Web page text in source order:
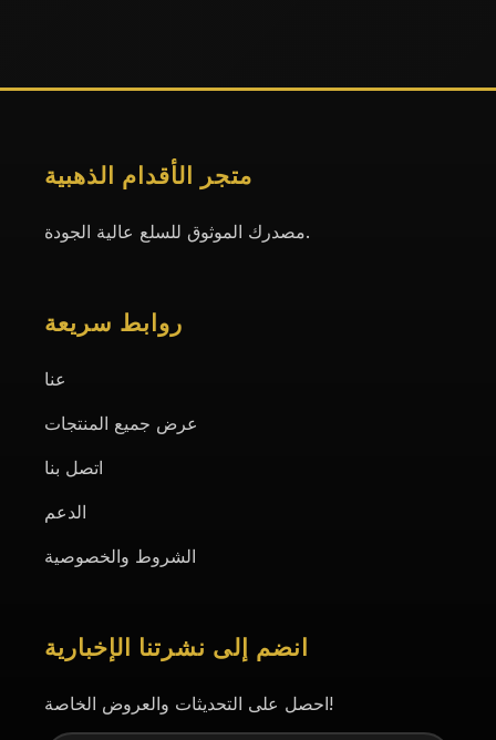
متجر الأقدام الذهبية
مصدرك الموثوق للسلع عالية الجودة.
روابط سريعة
عنا
عرض جميع المنتجات
اتصل بنا
الدعم
الشروط والخصوصية
انضم إلى نشرتنا الإخبارية
احصل على التحديثات والعروض الخاصة!